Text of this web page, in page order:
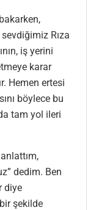
Rıza
iş yerini
karar
Hemen ertesi
böylece bu
tam yol ileri
dedim. Ben
diye
şekilde